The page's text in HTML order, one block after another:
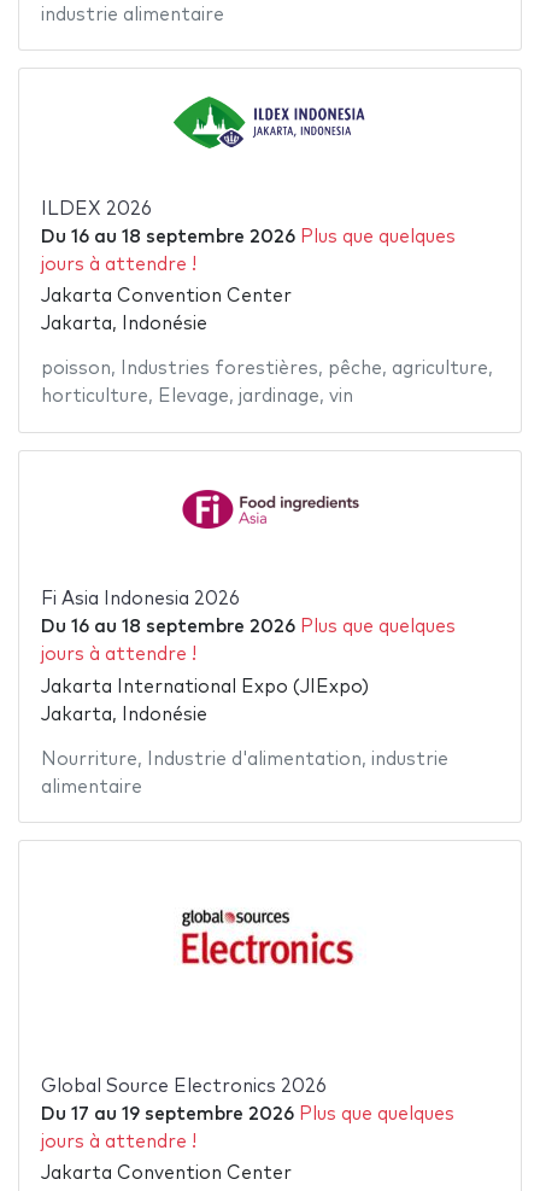
industrie alimentaire
ILDEX 2026
Du 16au 18 septembre 2026 Plus que quelques
jours à attendre !
Jakarta Convention Center
Jakarta, Indonésie
poisson, Industries forestières, pêche, agriculture,
horticulture, Elevage, jardinage, vin
Fi Asia Indonesia 2026
Du 16au 18 septembre 2026 Plus que quelques
jours à attendre !
Jakarta International Expo (JIExpo)
Jakarta, Indonésie
Nourriture, Industrie d'alimentation, industrie
alimentaire
Global Source Electronics 2026
Du 17 au 19 septembre 2026 Plus que quelques
jours à attendre !
Jakarta Convention Center